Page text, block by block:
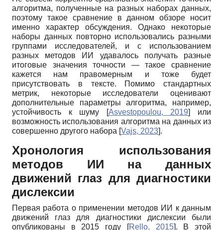
алгоритма, полученные на разных наборах данных,
поэтому такое сравнение в данном обзоре носит
именно характер обсуждения. Однако некоторые
наборы данных повторно использовались разными
группами исследователей, и с использованием
разных методов ИИ удавалось получать разные
итоговые значения точности — такое сравнение
кажется нам правомерным и тоже будет
присутствовать в тексте. Помимо стандартных
метрик, некоторые исследователи оценивают
дополнительные параметры алгоритма, например,
устойчивость к шуму
[Asvestopoulou, 2019]
или
возможность использования алгоритма на данных из
совершенно другого набора [Vajs, 2023].
Хронология использования
методов ИИ на данных
движений глаз для диагностики
дислексии
Первая работа о применении методов ИИ к данным
движений глаз для диагностики дислексии были
опубликованы в 2015 году
[Rello, 2015]. В этой